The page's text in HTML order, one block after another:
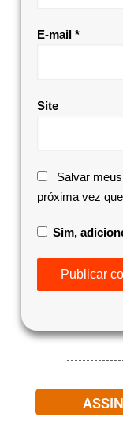
E-mail *
Site
Salvar
próxima vez
Sim,